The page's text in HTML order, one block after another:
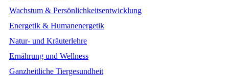
Wachstum & Persönlichkeitsentwicklung
Energetik & Humanenergetik
Natur- und Kräuterlehre
Ernährung und Wellness
Ganzheitliche Tiergesundheit